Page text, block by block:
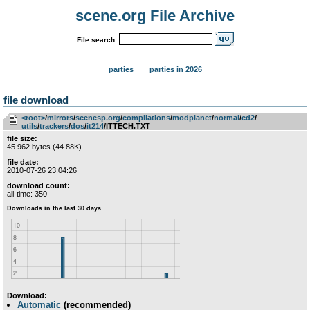
scene.org File Archive
File search:
parties parties in 2026
file download
<root>­/­mirrors­/­scenesp.org­/­compilations­/­modplanet­/­normal­/­cd2­/­
utils­/­trackers­/­dos­/­it214/ITTECH.TXT
file size:
45 962 bytes (44.88K)
file date:
2010-07-26 23:04:26
download count:
all-time: 350
Download:
Automatic (recommended)